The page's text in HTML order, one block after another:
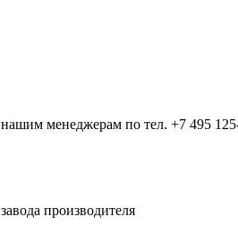
менеджерам по тел. +7 495
производителя